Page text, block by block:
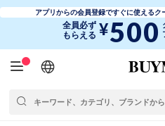
アプリからの会員登録ですぐに使えるク
全員必ず
もらえる ¥500
日本語
English
简体中文
繁體中文